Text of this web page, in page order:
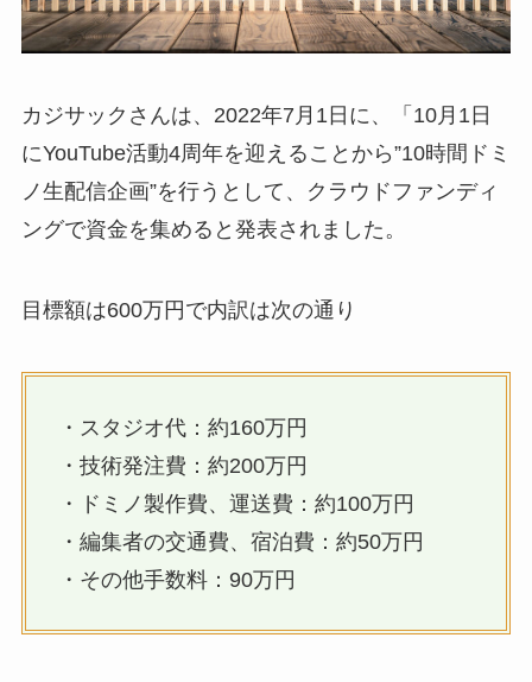
カジサックさんは、2022年7月1日に、「10月1日
にYouTube活動4周年を迎えることから”10時間ドミ
ノ生配信企画”を行うとして、クラウドファンディ
ングで資金を集めると発表されました。
目標額は600万円で内訳は次の通り
・スタジオ代：約160万円
・技術発注費：約200万円
・ドミノ製作費、運送費：約100万円
・編集者の交通費、宿泊費：約50万円
・その他手数料：90万円